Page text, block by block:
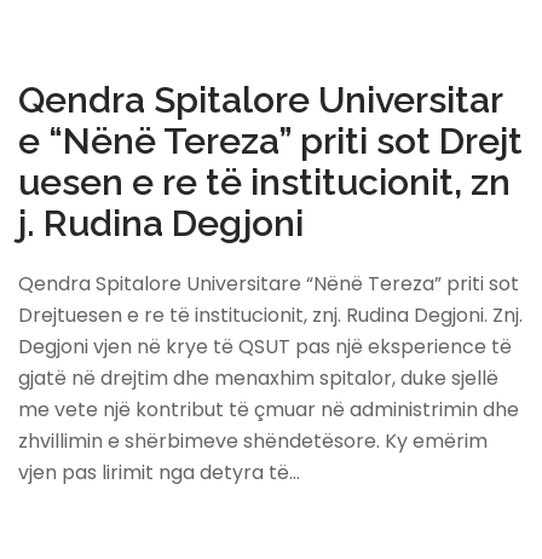
Qendra Spitalore Universitar
e “Nënë Tereza” priti sot Drejt
uesen e re të institucionit, zn
j. Rudina Degjoni
Qendra Spitalore Universitare “Nënë Tereza” priti sot
Drejtuesen e re të institucionit, znj. Rudina Degjoni. Znj.
Degjoni vjen në krye të QSUT pas një eksperience të
gjatë në drejtim dhe menaxhim spitalor, duke sjellë
me vete një kontribut të çmuar në administrimin dhe
zhvillimin e shërbimeve shëndetësore. Ky emërim
vjen pas lirimit nga detyra të…